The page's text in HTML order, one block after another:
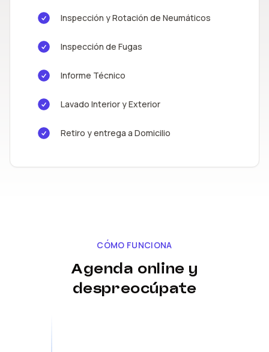
Inspección y Rotación de Neumáticos
Inspección de Fugas
Informe Técnico
Lavado Interior y Exterior
Retiro y entrega a Domicilio
CÓMO FUNCIONA
Agenda online y
despreocúpate